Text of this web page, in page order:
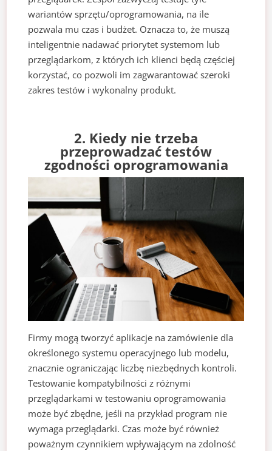
wariantów sprzętu/oprogramowania, na ile
pozwala mu czas i budżet. Oznacza to, że muszą
inteligentnie nadawać priorytet systemom lub
przeglądarkom, z których ich klienci będą częściej
korzystać, co pozwoli im zagwarantować szeroki
zakres testów i wykonalny produkt.
2. Kiedy nie trzeba
przeprowadzać testów
zgodności oprogramowania
Firmy mogą tworzyć aplikacje na zamówienie dla
określonego systemu operacyjnego lub modelu,
znacznie ograniczając liczbę niezbędnych kontroli.
Testowanie kompatybilności z różnymi
przeglądarkami w testowaniu oprogramowania
może być zbędne, jeśli na przykład program nie
wymaga przeglądarki. Czas może być również
poważnym czynnikiem wpływającym na zdolność